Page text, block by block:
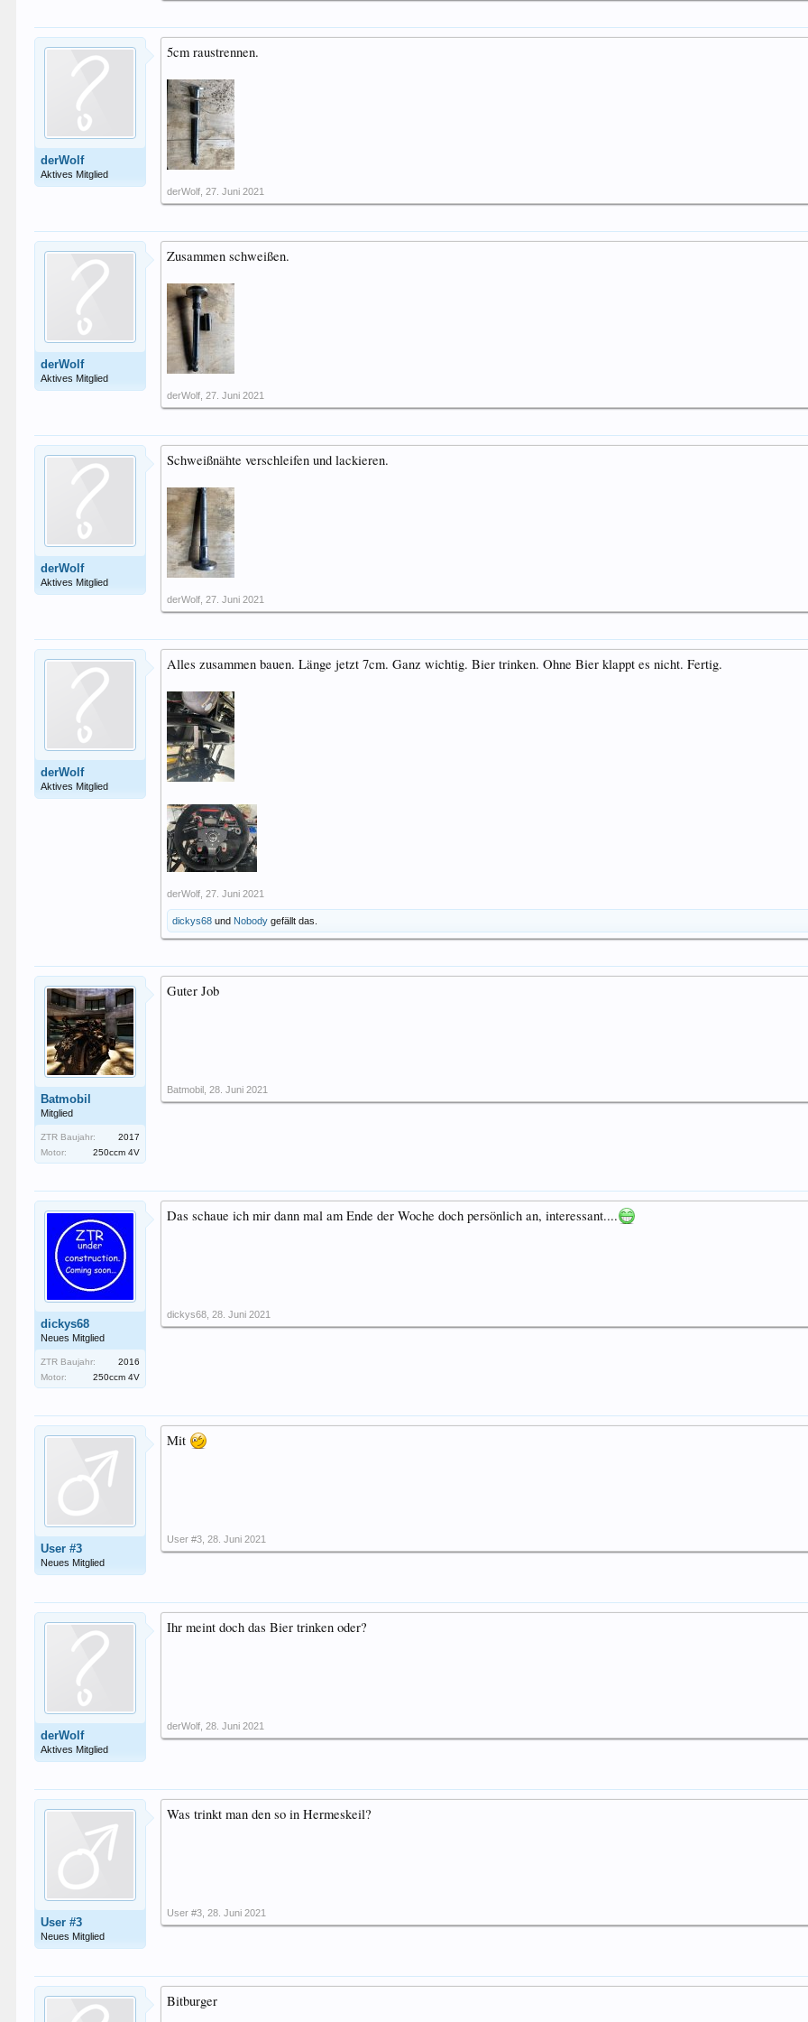
derWolf
Aktives Mitglied
5cm raustrennen.
derWolf 27. Juni 2021
derWolf
Aktives Mitglied
Zusammen schweißen.
derWolf 27. Juni 2021
derWolf
Aktives Mitglied
Schweißnähte verschleifen und lackieren.
derWolf 27. Juni 2021
derWolf
Aktives Mitglied
Alles zusammen bauen. Länge jetzt 7cm. Ganz wichtig. Bier trinken. Ohne Bier klappt es nicht. Fertig.
derWolf 27. Juni 2021
dickys68 und Nobody gefällt das.
Batmobil
Mitglied
ZTR Baujahr:
2017
Motor:
250ccm 4V
Guter Job
Batmobil 28. Juni 2021
dickys68
Neues Mitglied
ZTR Baujahr:
2016
Motor:
250ccm 4V
Das schaue ich mir dann mal am Ende der Woche doch persönlich an, interessant....
dickys68 28. Juni 2021
User #3
Neues Mitglied
Mit
User #3 28. Juni 2021
derWolf
Aktives Mitglied
Ihr meint doch das Bier trinken oder?
derWolf 28. Juni 2021
User #3
Neues Mitglied
Was trinkt man den so in Hermeskeil?
User #3 28. Juni 2021
Bitburger